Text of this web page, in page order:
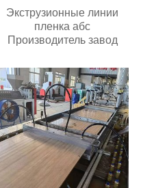
Экструзионные линии
пленка абс
Производитель завод